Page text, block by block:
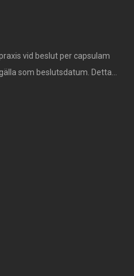
vid beslut per capsulam
som beslutsdatum. Detta...